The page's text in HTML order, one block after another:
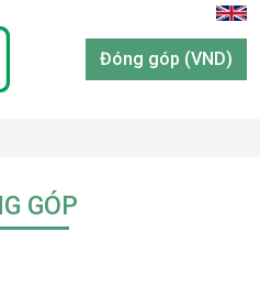
Đóng góp (VND)
GÓP